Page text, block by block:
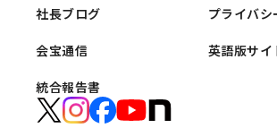
社長ブログ
会宝通信
統合報告書
プライバシ
英語版サイ